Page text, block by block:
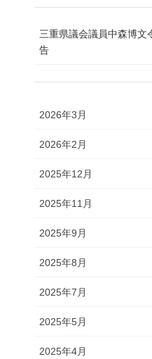
三重県議会議員中森博文
告
2026年3月
2026年2月
2025年12月
2025年11月
2025年9月
2025年8月
2025年7月
2025年5月
2025年4月